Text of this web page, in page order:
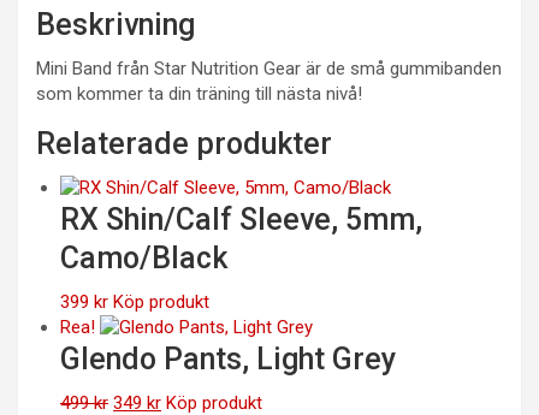
Beskrivning
Mini Band från Star Nutrition Gear är de små gummibanden
som kommer ta din träning till nästa nivå!
Relaterade produkter
RX Shin/Calf Sleeve, 5mm,
Camo/Black
399 kr Köp produkt
Rea!
Glendo Pants, Light Grey
499kr Det
349 krDet
Köp produkt